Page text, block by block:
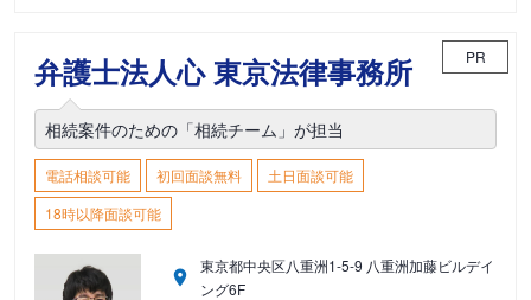
弁護士法人心 東京法律事務所 PR
相続案件のための「相続チーム」が担当
電話相談可能 初回面談無料
土日面談可能
18時以降面談可能
東京都中央区八重洲1-5-9 八重洲加藤ビルデイ
ング6F